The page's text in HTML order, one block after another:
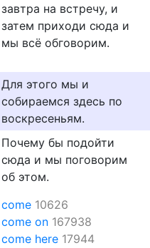
завтра на встречу, и
затем приходи сюда и
мы всё обговорим.
Для этого мы и
собираемся здесь по
воскресеньям.
Почему бы подойти
сюда и мы поговорим
об этом.
come 10626
come on 167938
come here 17944